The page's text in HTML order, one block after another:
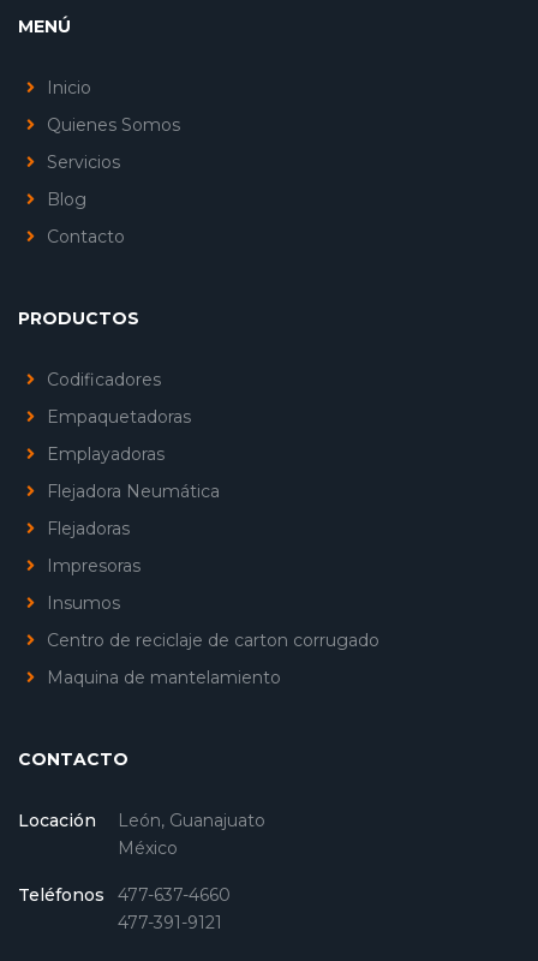
MENÚ
Inicio
Quienes Somos
Servicios
Blog
Contacto
PRODUCTOS
Codificadores
Empaquetadoras
Emplayadoras
Flejadora Neumática
Flejadoras
Impresoras
Insumos
Centro de reciclaje de carton corrugado
Maquina de mantelamiento
CONTACTO
Locación
León, Guanajuato
México
Teléfonos
477-637-4660
477-391-9121